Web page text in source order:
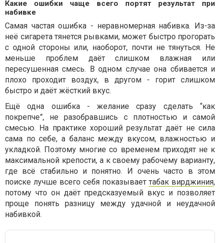
Какие ошибки чаще всего портят результат при
набивке
Самая частая ошибка - неравномерная набивка. Из-за
неё сигарета тянется рывками, может быстро прогорать
с одной стороны или, наоборот, почти не тянуться. Не
меньше проблем даёт слишком влажная или
пересушенная смесь. В одном случае она сбивается и
плохо проходит воздух, в другом - горит слишком
быстро и даёт жёсткий вкус.
Ещё одна ошибка - желание сразу сделать “как
покрепче”, не разобравшись с плотностью и самой
смесью. На практике хороший результат даёт не сила
сама по себе, а баланс между вкусом, влажностью и
укладкой. Поэтому многие со временем приходят не к
максимальной крепости, а к своему рабочему варианту,
где всё стабильно и понятно. И очень часто в этом
поиске лучше всего себя показывает табак вирджиния,
потому что он даёт предсказуемый вкус и позволяет
проще понять разницу между удачной и неудачной
набивкой.